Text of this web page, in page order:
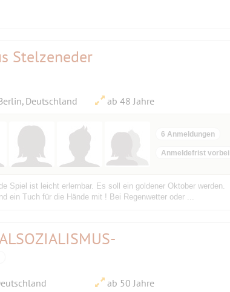
Stelzeneder
Deutschland ab 48 Jahre
6 Anmeldungen
Anmeldefrist vorbei
Spiel ist leicht erlernbar. Es soll ein goldener Oktober werden.
ein Tuch für die Hände mit ! Bei Regenwetter oder ...
ab 50 Jahre